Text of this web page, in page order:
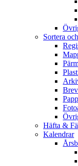
Sortera
Häfta &
Kalendrar